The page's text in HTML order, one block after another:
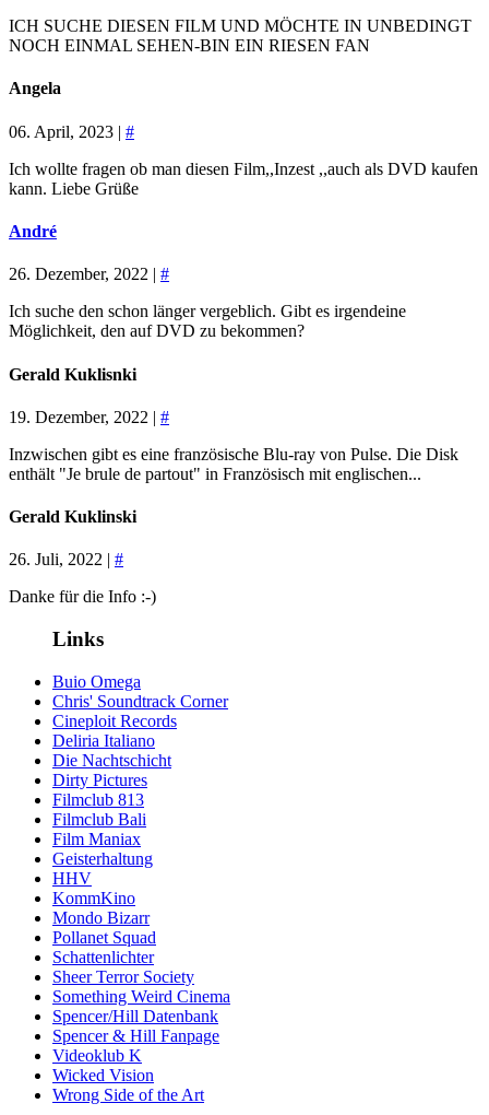
ICH SUCHE DIESEN FILM UND MÖCHTE IN UNBEDINGT
NOCH EINMAL SEHEN-BIN EIN RIESEN FAN
Angela
06. April, 2023 | #
Ich wollte fragen ob man diesen Film,,Inzest ,,auch als DVD kaufen
kann. Liebe Grüße
André
26. Dezember, 2022 | #
Ich suche den schon länger vergeblich. Gibt es irgendeine
Möglichkeit, den auf DVD zu bekommen?
Gerald Kuklisnki
19. Dezember, 2022 | #
Inzwischen gibt es eine französische Blu-ray von Pulse. Die Disk
enthält "Je brule de partout" in Französisch mit englischen...
Gerald Kuklinski
26. Juli, 2022 | #
Danke für die Info :-)
Links
Buio Omega
Chris' Soundtrack Corner
Cineploit Records
Deliria Italiano
Die Nachtschicht
Dirty Pictures
Filmclub 813
Filmclub Bali
Film Maniax
Geisterhaltung
HHV
KommKino
Mondo Bizarr
Pollanet Squad
Schattenlichter
Sheer Terror Society
Something Weird Cinema
Spencer/Hill Datenbank
Spencer & Hill Fanpage
Videoklub K
Wicked Vision
Wrong Side of the Art